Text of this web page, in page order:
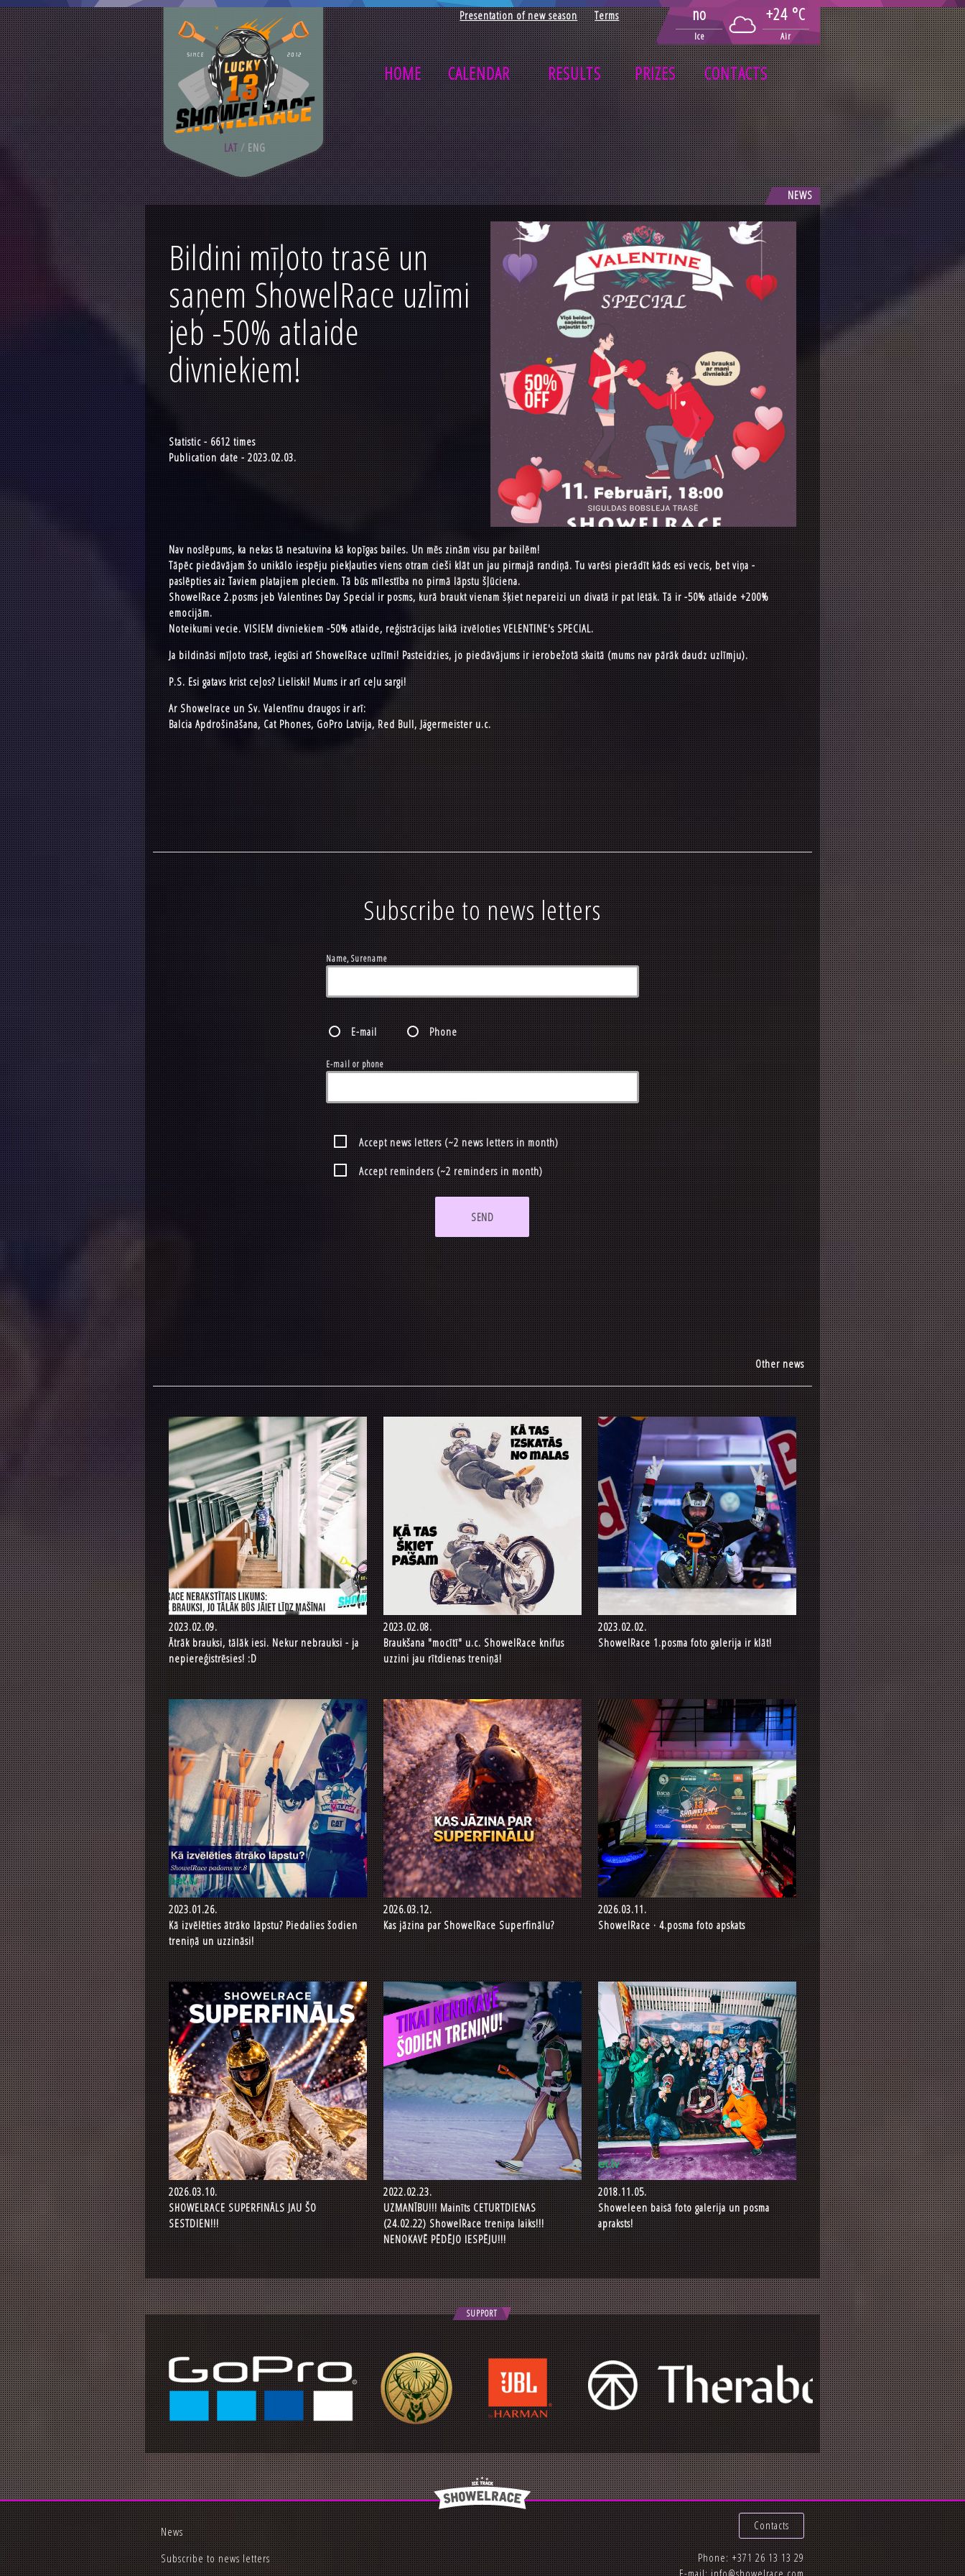
Presentation of new season Terms no +24 °C
Ice Air
LAT / ENG
HOME CALENDAR RESULTS PRIZES CONTACTS
NEWS
Bildini mīļoto trasē un
saņem ShowelRace uzlīmi
jeb -50% atlaide
divniekiem!
Statistic - 6612 times
Publication date - 2023.02.03.
Nav noslēpums, ka nekas tā nesatuvina kā kopīgas bailes. Un mēs zinām visu par bailēm!
Tāpēc piedāvājam šo unikālo iespēju piekļauties viens otram cieši klāt un jau pirmajā randiņā. Tu varēsi pierādīt kāds esi vecis, bet viņa -
paslēpties aiz Taviem platajiem pleciem. Tā būs mīlestība no pirmā lāpstu šļūciena.
ShowelRace 2.posms jeb Valentines Day Special ir posms, kurā braukt vienam šķiet nepareizi un divatā ir pat lētāk. Tā ir -50% atlaide +200%
emocijām.
Noteikumi vecie. VISIEM divniekiem -50% atlaide, reģistrācijas laikā izvēloties VELENTINE's SPECIAL.
Ja bildināsi mīļoto trasē, iegūsi arī ShowelRace uzlīmi! Pasteidzies, jo piedāvājums ir ierobežotā skaitā (mums nav pārāk daudz uzlīmju).
P.S. Esi gatavs krist ceļos? Lieliski! Mums ir arī ceļu sargi!
Ar Showelrace un Sv. Valentīnu draugos ir arī:
Balcia Apdrošināšana, Cat Phones, GoPro Latvija, Red Bull, Jägermeister u.c.
Subscribe to news letters
Name, Surename
E-mail Phone
E-mail or phone
Accept news letters (~2 news letters in month)
Accept reminders (~2 reminders in month)
SEND
Other news
2023.02.09.
Ātrāk brauksi, tālāk iesi. Nekur nebrauksi - ja
nepiereģistrēsies! :D
2023.02.08.
Braukšana "mocītī" u.c. ShowelRace knifus
uzzini jau rītdienas treniņā!
2023.02.02.
ShowelRace 1.posma foto galerija ir klāt!
2023.01.26.
Kā izvēlēties ātrāko lāpstu? Piedalies šodien
treniņā un uzzināsi!
2026.03.12.
Kas jāzina par ShowelRace Superfinālu?
2026.03.11.
ShowelRace · 4.posma foto apskats
2026.03.10.
SHOWELRACE SUPERFINĀLS JAU ŠO
SESTDIEN!!!
2022.02.23.
UZMANĪBU!!! Mainīts CETURTDIENAS
(24.02.22) ShowelRace treniņa laiks!!!
NENOKAVĒ PĒDĒJO IESPĒJU!!!
2018.11.05.
Showeleen baisā foto galerija un posma
apraksts!
SUPPORT
News
Subscribe to news letters
Contacts
Phone:+371 26 13 13 29